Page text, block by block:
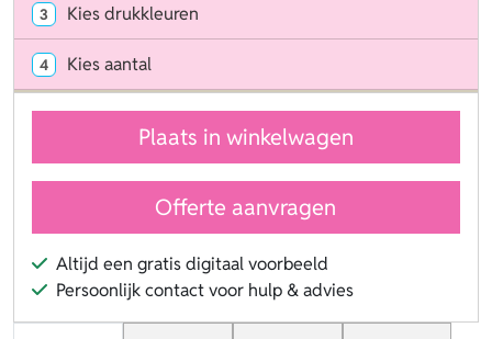
3 Kies drukkleuren
4 Kies aantal
Plaats in winkelwagen
Offerte aanvragen
Altijd een gratis digitaal voorbeeld
Persoonlijk contact voor hulp & advies